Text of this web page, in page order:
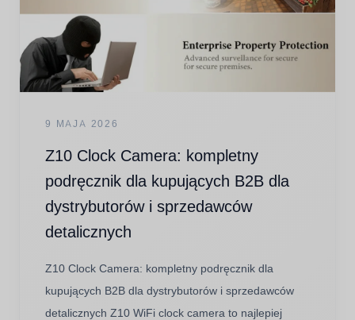
9 MAJA 2026
Z10 Clock Camera: kompletny
podręcznik dla kupujących B2B dla
dystrybutorów i sprzedawców
detalicznych
Z10 Clock Camera: kompletny podręcznik dla
kupujących B2B dla dystrybutorów i sprzedawców
detalicznych Z10 WiFi clock camera to najlepiej